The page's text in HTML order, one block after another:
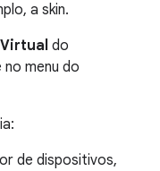
a skin.
Virtual do
menu do
de dispositivos,